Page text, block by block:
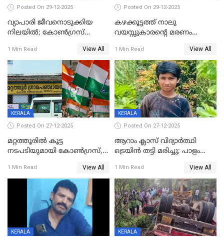
Posted On 29-12-2025
വ്യാപാരി ജീവനൊടുക്കിയ
നിലയില്‍; കോണ്‍ഗ്രസ്
മാനസികപീഡനമെന്ന് കുറിപ്പ്
1 Min Read View All
Posted On 29-12-2025
കഴക്കൂട്ടത്ത് നാലു
വയസ്സുകാരന്റെ മരണം
സുഹൃത്തും പൊലീസ്
കസ്റ്റഡിയിൽ
1 Min Read View All
KERALA
Posted On 27-12-2025
മറ്റത്തൂരിൽ കൂട്ട
നടപടിയുമായി കോണ്‍ഗ്രസ്,
എട്ട് പേര്‍ ഉള്‍പ്പെടെ
പത്തുപേരെ പുറത്താക്കി,
ചൊവ്വന്നൂരിലും നടപടി
1 Min Read View All
KERALA
Posted On 27-12-2025
ആറാം ക്ലാസ് വിദ്യാർത്ഥി
ട്രെയിൻ തട്ടി മരിച്ചു; പാളം
അപകടം മലപ്പുറത്ത്
1 Min Read View All
KERALA KERALA